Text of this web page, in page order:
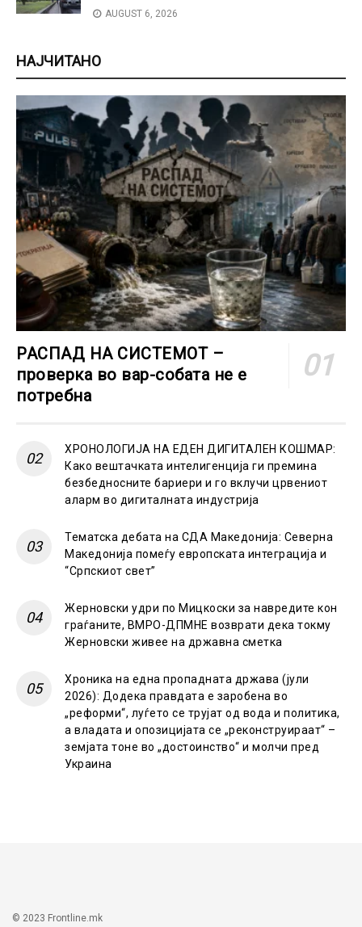
AUGUST 6, 2026
НАЈЧИТАНО
РАСПАД НА СИСТЕМОТ –
проверка во вар-собата не е
потребна
ХРОНОЛОГИЈА НА ЕДЕН ДИГИТАЛЕН КОШМАР:
Како вештачката интелигенција ги премина
безбедносните бариери и го вклучи црвениот
аларм во дигиталната индустрија
Тематска дебата на СДА Македонија: Северна
Македонија помеѓу европската интеграција и
“Српскиот свет”
Жерновски удри по Мицкоски за навредите кон
граѓаните, ВМРО-ДПМНЕ возврати дека токму
Жерновски живее на државна сметка
Хроника на една пропадната држава (јули
2026): Додека правдата е заробена во
„реформи“, луѓето се трујат од вода и политика,
а владата и опозицијата се „реконструираат“ –
земјата тоне во „достоинство“ и молчи пред
Украина
© 2023 Frontline.mk